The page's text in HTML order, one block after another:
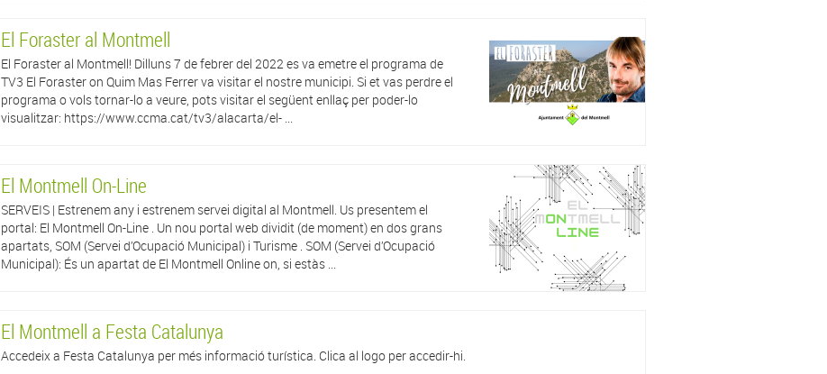
El Foraster al Montmell
El Foraster al Montmell! Dilluns 7 de febrer del 2022 es va emetre el programa de
TV3 El Foraster on Quim Mas Ferrer va visitar el nostre municipi. Si et vas perdre el
programa o vols tornar-lo a veure, pots visitar el següent enllaç per poder-lo
visualitzar: https://www.ccma.cat/tv3/alacarta/el- ...
El Montmell On-Line
SERVEIS | Estrenem any i estrenem servei digital al Montmell. Us presentem el
portal: El Montmell On-Line . Un nou portal web dividit (de moment) en dos grans
apartats, SOM (Servei d’Ocupació Municipal) i Turisme . SOM (Servei d’Ocupació
Municipal): És un apartat de El Montmell Online on, si estàs ...
El Montmell a Festa Catalunya
Accedeix a Festa Catalunya per més informació turística. Clica al logo per accedir-hi.